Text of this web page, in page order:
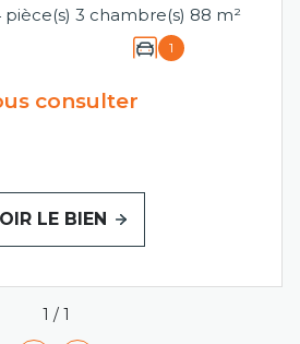
Appartement 4 pièce(s) 3 chambre(s) 88 m²
1
consulter
LE BIEN
1 / 1